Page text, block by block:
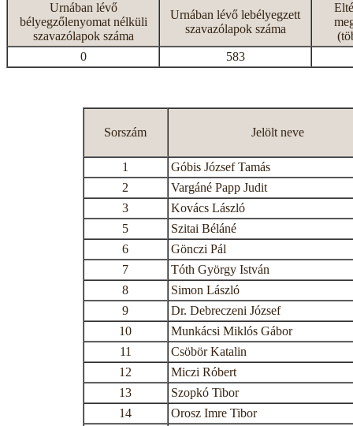
Urnában lévő
bélyegzőlenyomat nélküli
szavazólapok száma
Urnában lévő lebélyegzett
szavazólapok száma
0
583
Sorszám Jelölt neve
1
Góbis József Tamás
2
Vargáné Papp Judit
3
Kovács László
5
Szitai Béláné
6
Gönczi Pál
7
Tóth György István
8
Simon László
9
Dr. Debreczeni József
10
Munkácsi Miklós Gábor
11
Csöbör Katalin
12
Miczi Róbert
13
Szopkó Tibor
14
Orosz Imre Tibor